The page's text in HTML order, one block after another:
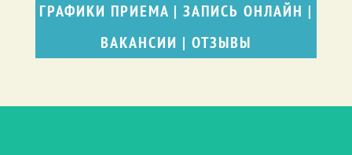
ГРАФИКИ ПРИЕМА | ЗАПИСЬ ОНЛАЙН |
ВАКАНСИИ | ОТЗЫВЫ